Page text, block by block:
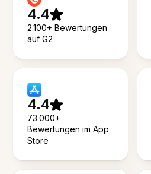
4.4
2.100+ Bewertungen
auf G2
4.4
73.000+
Bewertungen im App
Store